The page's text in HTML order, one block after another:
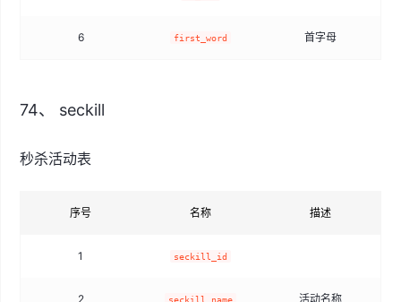
6 first_word 首字母
74、 seckill
秒杀活动表
序号 名称 描述
1 seckill_id
2 seckill_name 活动名称